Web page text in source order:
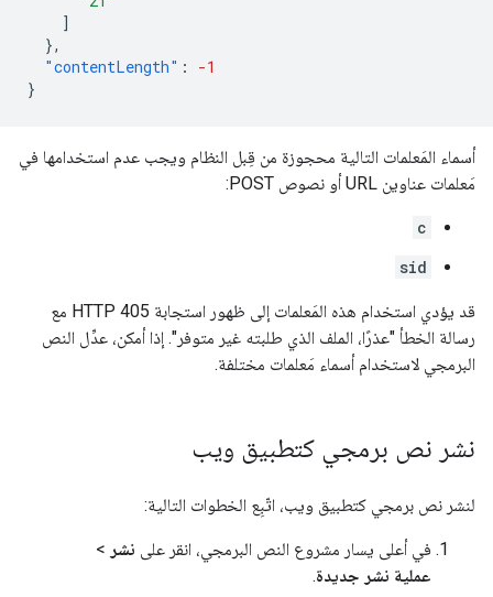
]
},
"contentLength" :
-1
}
أسماء المَعلمات التالية محجوزة من قِبل النظام ويجب عدم استخدامها في
مَعلمات عناوين URL أو نصوص POST:
c
sid
قد يؤدي استخدام هذه المَعلمات إلى ظهور استجابة HTTP 405 مع
رسالة الخطأ "عذرًا، الملف الذي طلبته غير متوفر". إذا أمكن، عدِّل النص
البرمجي لاستخدام أسماء مَعلمات مختلفة.
نشر نص برمجي كتطبيق ويب
لنشر نص برمجي كتطبيق ويب، اتّبِع الخطوات التالية:
في أعلى يسار مشروع النص البرمجي، انقر على نشر >
عملية نشر جديدة.